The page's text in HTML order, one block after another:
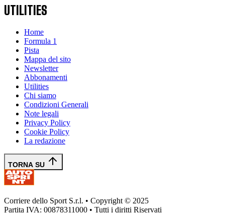
UTILITIES
Home
Formula 1
Pista
Mappa del sito
Newsletter
Abbonamenti
Utilities
Chi siamo
Condizioni Generali
Note legali
Privacy Policy
Cookie Policy
La redazione
TORNA SU
Corriere dello Sport S.r.l. • Copyright © 2025
Partita IVA: 00878311000 • Tutti i diritti Riservati